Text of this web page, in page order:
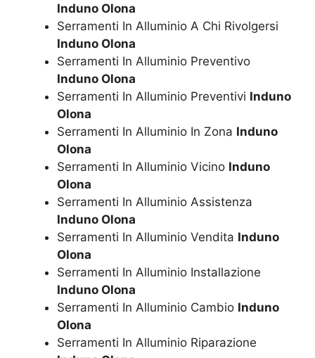
Induno Olona
Serramenti In Alluminio A Chi Rivolgersi
Induno Olona
Serramenti In Alluminio Preventivo
Induno Olona
Serramenti In Alluminio Preventivi Induno
Olona
Serramenti In Alluminio In Zona Induno
Olona
Serramenti In Alluminio Vicino Induno
Olona
Serramenti In Alluminio Assistenza
Induno Olona
Serramenti In Alluminio Vendita Induno
Olona
Serramenti In Alluminio Installazione
Induno Olona
Serramenti In Alluminio Cambio Induno
Olona
Serramenti In Alluminio Riparazione